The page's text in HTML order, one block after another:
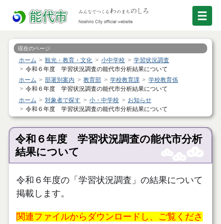
現在のページ
ホーム 観光・教育・文化 小中学校
学習状況調査
令和６年度 学習状況調査の能代市分析結果について
ホーム
部署別案内 教育部 学校教育課
学校教育係
令和６年度 学習状況調査の能代市分析結果について
ホーム
対象者で探す 小・中学校
お知らせ
令和６年度 学習状況調査の能代市分析結果について
令和６年度 学習状況調査の能代市分析
結果について
令和６ 年度の「学習状況調査」の結果について
掲載します。
関連ファイルからダウンロードし、ご覧くださ